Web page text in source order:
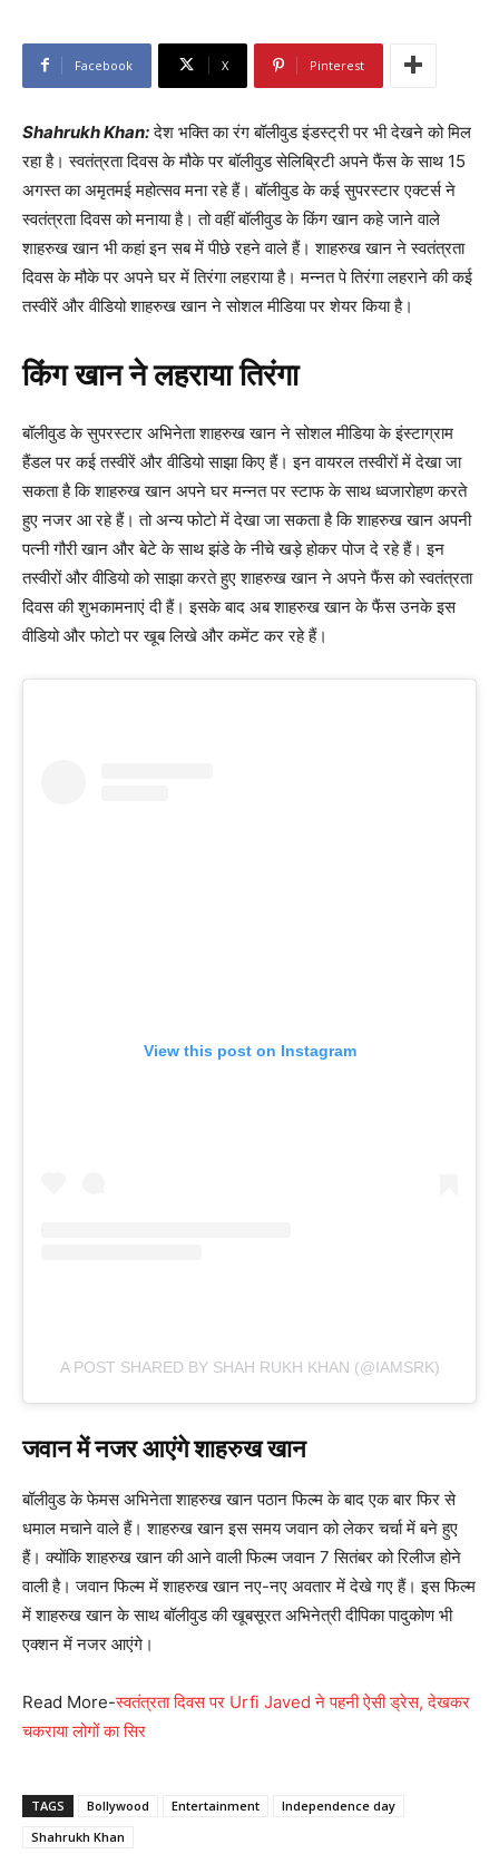
Facebook X Pinterest
Shahrukh Khan:देश भक्ति का रंग बॉलीवुड इंडस्ट्री पर भी देखने को मिल
रहा है। स्वतंत्रता दिवस के मौके पर बॉलीवुड सेलिब्रिटी अपने फैंस के साथ 15
अगस्त का अमृतमई महोत्सव मना रहे हैं। बॉलीवुड के कई सुपरस्टार एक्टर्स ने
स्वतंत्रता दिवस को मनाया है। तो वहीं बॉलीवुड के किंग खान कहे जाने वाले
शाहरुख खान भी कहां इन सब में पीछे रहने वाले हैं। शाहरुख खान ने स्वतंत्रता
दिवस के मौके पर अपने घर में तिरंगा लहराया है। मन्नत पे तिरंगा लहराने की कई
तस्वीरें और वीडियो शाहरुख खान ने सोशल मीडिया पर शेयर किया है।
किंग खान ने लहराया तिरंगा
बॉलीवुड के सुपरस्टार अभिनेता शाहरुख खान ने सोशल मीडिया के इंस्टाग्राम
हैंडल पर कई तस्वीरें और वीडियो साझा किए हैं। इन वायरल तस्वीरों में देखा जा
सकता है कि शाहरुख खान अपने घर मन्नत पर स्टाफ के साथ ध्वजारोहण करते
हुए नजर आ रहे हैं। तो अन्य फोटो में देखा जा सकता है कि शाहरुख खान अपनी
पत्नी गौरी खान और बेटे के साथ झंडे के नीचे खड़े होकर पोज दे रहे हैं। इन
तस्वीरों और वीडियो को साझा करते हुए शाहरुख खान ने अपने फैंस को स्वतंत्रता
दिवस की शुभकामनाएं दी हैं। इसके बाद अब शाहरुख खान के फैंस उनके इस
वीडियो और फोटो पर खूब लिखे और कमेंट कर रहे हैं।
View this post on Instagram
A POST SHARED BY SHAH RUKH KHAN (@IAMSRK)
जवान में नजर आएंगे शाहरुख खान
बॉलीवुड के फेमस अभिनेता शाहरुख खान पठान फिल्म के बाद एक बार फिर से
धमाल मचाने वाले हैं। शाहरुख खान इस समय जवान को लेकर चर्चा में बने हुए
हैं। क्योंकि शाहरुख खान की आने वाली फिल्म जवान 7 सितंबर को रिलीज होने
वाली है। जवान फिल्म में शाहरुख खान नए-नए अवतार में देखे गए हैं। इस फिल्म
में शाहरुख खान के साथ बॉलीवुड की खूबसूरत अभिनेत्री दीपिका पादुकोण भी
एक्शन में नजर आएंगे।
Read More-स्वतंत्रता दिवस पर Urfi Javed ने पहनी ऐसी ड्रेस, देखकर
चकराया लोगों का सिर
TAGS Bollywood Entertainment
Independence day
Shahrukh Khan